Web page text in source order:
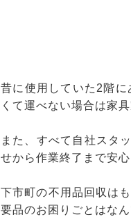
昔に使用していた2階
くて運べない場合は家
また、すべて自社スタ
せから作業終了まで安
下市町の不用品回収は
要品のお困りごとはな